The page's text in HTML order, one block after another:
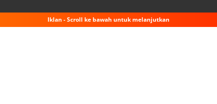
Iklan - Scroll ke bawah untuk melanjutkan